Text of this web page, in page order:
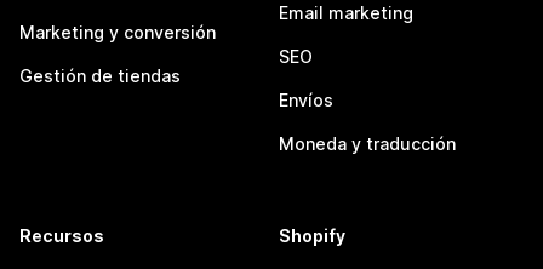
Marketing y conversión
Gestión de tiendas
Email marketing
SEO
Envíos
Moneda y traducción
Recursos Shopify